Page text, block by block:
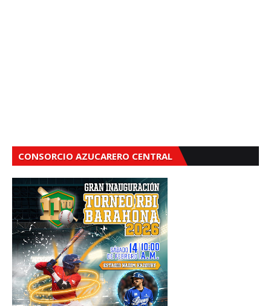
CONSORCIO AZUCARERO CENTRAL